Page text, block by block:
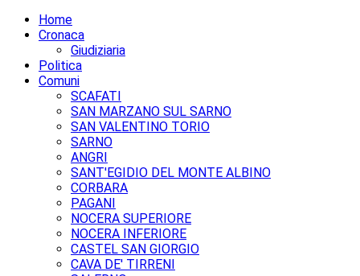
Home
Cronaca
Giudiziaria
Politica
Comuni
SCAFATI
SAN MARZANO SUL SARNO
SAN VALENTINO TORIO
SARNO
ANGRI
SANT'EGIDIO DEL MONTE ALBINO
CORBARA
PAGANI
NOCERA SUPERIORE
NOCERA INFERIORE
CASTEL SAN GIORGIO
CAVA DE' TIRRENI